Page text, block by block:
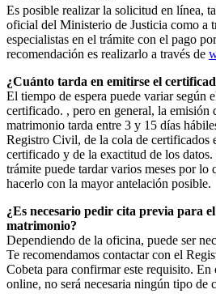
Es posible realizar la solicitud en línea,
oficial del Ministerio de Justicia como a
especialistas en el trámite con el pago
recomendación es realizarlo a través de
¿Cuánto tarda en emitirse el
El tiempo de espera puede variar según
certificado. , pero en general, la emisión
matrimonio tarda entre 3 y 15 días
Registro Civil, de la cola de certificados
certificado y de la exactitud de los datos.
trámite puede tardar varios meses por lo
hacerlo con la mayor antelación posible.
¿Es necesario pedir cita previa para
matrimonio?
Dependiendo de la oficina, puede ser
Te recomendamos contactar con el
Cobeta para confirmar este requisito. En
online, no será necesaria ningún tipo de